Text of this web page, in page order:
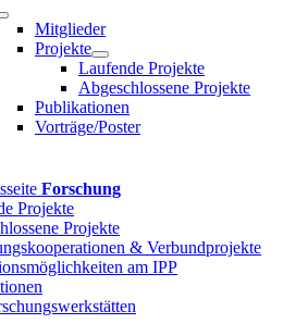
Mitglieder
Projekte
Laufende Projekte
Abgeschlossene Projekte
Publikationen
Vorträge/Poster
Forschung
Projekte
Projekte
& Verbundprojekte
am IPP